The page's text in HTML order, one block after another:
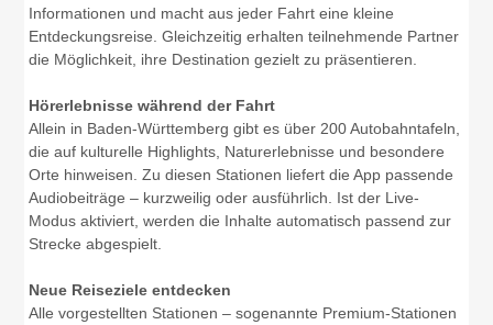
Informationen und macht aus jeder Fahrt eine kleine
Entdeckungsreise. Gleichzeitig erhalten teilnehmende Partner
die Möglichkeit, ihre Destination gezielt zu präsentieren.
Hörerlebnisse während der Fahrt
Allein in Baden-Württemberg gibt es über 200 Autobahntafeln,
die auf kulturelle Highlights, Naturerlebnisse und besondere
Orte hinweisen. Zu diesen Stationen liefert die App passende
Audiobeiträge – kurzweilig oder ausführlich. Ist der Live-
Modus aktiviert, werden die Inhalte automatisch passend zur
Strecke abgespielt.
Neue Reiseziele entdecken
Alle vorgestellten Stationen – sogenannte Premium-Stationen